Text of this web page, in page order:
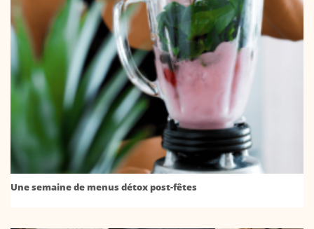
Une semaine de menus détox post-fêtes